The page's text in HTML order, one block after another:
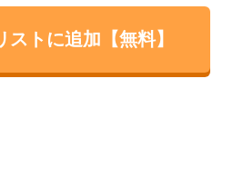
ストに追加【無料】